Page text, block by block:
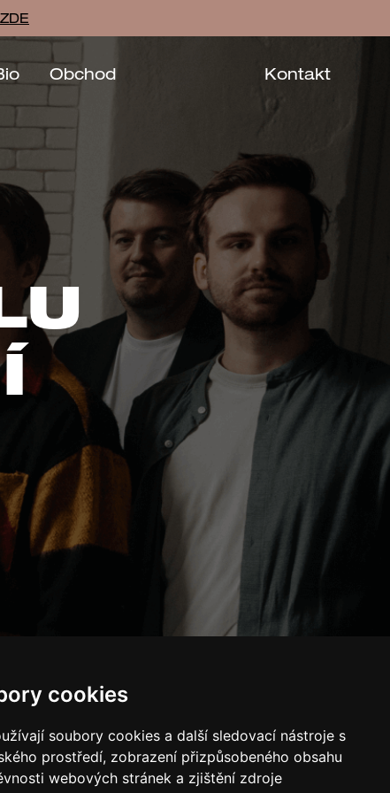
cookies
soubory cookies a další sledovací nástroje s
prostředí, zobrazení přizpůsobeného obsahu
webových stránek a zjištění zdroje
ZDE
Obchod Kontakt